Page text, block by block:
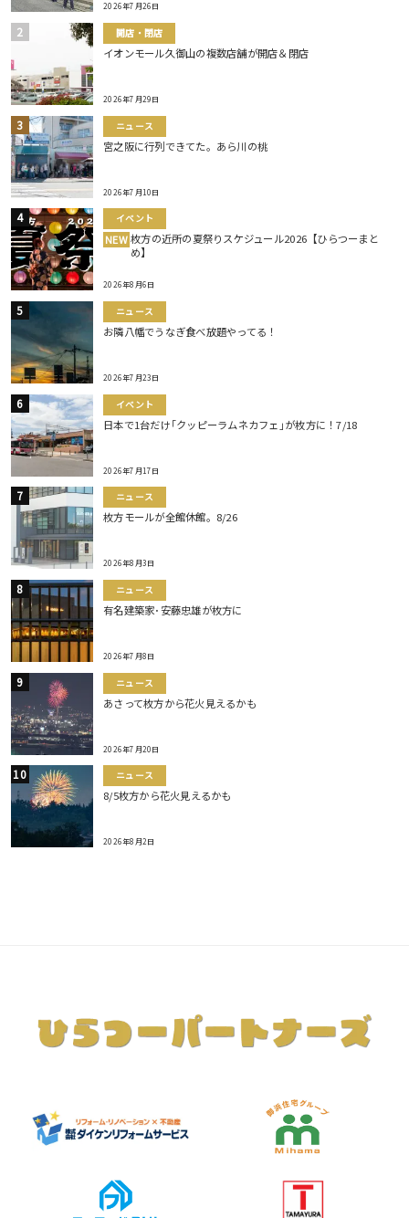
2026年7月26日
開店・閉店
イオンモール久御山の複数店舗が開店＆閉店
2026年7月29日
ニュース
宮之阪に行列できてた。あら川の桃
2026年7月10日
イベント
NEW 枚方の近所の夏祭りスケジュール2026【ひらつーまと
め】
2026年8月6日
ニュース
お隣八幡でうなぎ食べ放題やってる！
2026年7月23日
イベント
日本で1台だけ｢クッピーラムネカフェ｣が枚方に！7/18
2026年7月17日
ニュース
枚方モールが全館休館。8/26
2026年8月3日
ニュース
有名建築家･安藤忠雄が枚方に
2026年7月8日
ニュース
あさって枚方から花火見えるかも
2026年7月20日
ニュース
8/5枚方から花火見えるかも
2026年8月2日